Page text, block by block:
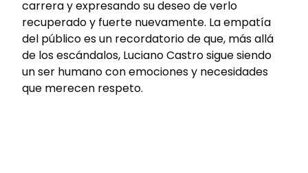
carrera y expresando su deseo de verlo
recuperado y fuerte nuevamente. La empatía
del público es un recordatorio de que, más allá
de los escándalos, Luciano Castro sigue siendo
un ser humano con emociones y necesidades
que merecen respeto.